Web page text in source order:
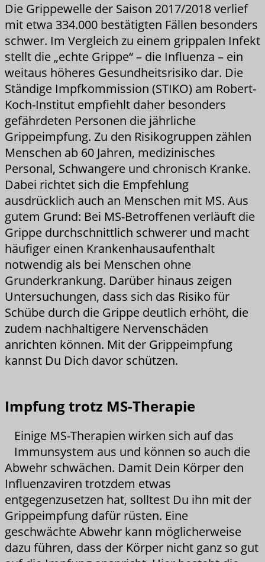
Die Grippewelle der Saison 2017/2018 verlief
mit etwa 334.000 bestätigten Fällen besonders
schwer. Im Vergleich zu einem grippalen Infekt
stellt die „echte Grippe“ – die Influenza – ein
weitaus höheres Gesundheitsrisiko dar. Die
Ständige Impfkommission (STIKO) am Robert-
Koch-Institut empfiehlt daher besonders
gefährdeten Personen die jährliche
Grippeimpfung. Zu den Risikogruppen zählen
Menschen ab 60 Jahren, medizinisches
Personal, Schwangere und chronisch Kranke.
Dabei richtet sich die Empfehlung
ausdrücklich auch an Menschen mit MS. Aus
gutem Grund: Bei MS-Betroffenen verläuft die
Grippe durchschnittlich schwerer und macht
häufiger einen Krankenhausaufenthalt
notwendig als bei Menschen ohne
Grunderkrankung. Darüber hinaus zeigen
Untersuchungen, dass sich das Risiko für
Schübe durch die Grippe deutlich erhöht, die
zudem nachhaltigere Nervenschäden
anrichten können. Mit der Grippeimpfung
kannst Du Dich davor schützen.
Impfung trotz MS-Therapie
Einige MS-Therapien wirken sich auf das
Immunsystem aus und können so auch die
Abwehr schwächen. Damit Dein Körper den
Influenzaviren trotzdem etwas
entgegenzusetzen hat, solltest Du ihn mit der
Grippeimpfung dafür rüsten. Eine
geschwächte Abwehr kann möglicherweise
dazu führen, dass der Körper nicht ganz so gut